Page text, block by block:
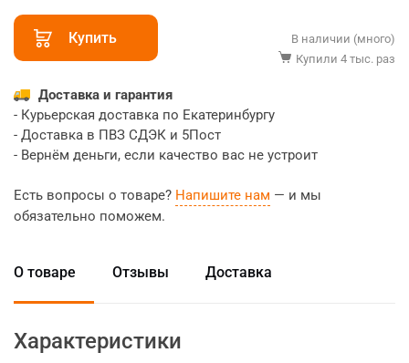
Купить
В наличии (много)
Купили 4 тыс. раз
Доставка и гарантия
- Курьерская доставка по Екатеринбургу
- Доставка в ПВЗ СДЭК и 5Пост
- Вернём деньги, если качество вас не устроит
Есть вопросы о товаре? Напишите нам — и мы
обязательно поможем.
О товаре Отзывы Доставка
Характеристики